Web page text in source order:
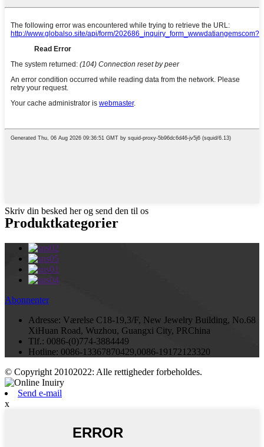
Skriv din besked her og send den til os
Produktkategorier
Abonnenter
Adresse: Værelse C18-19,3/F, New Jewelry Building, No.68
XiHuan Road, Wuzhou, Guangxi City, PRChina
Tlf.: 0086-(0)774-3884449
Hotline: 0086-13367870429,0086-19172123320
© Copyright 20102022: Alle rettigheder forbeholdes.
Send e-mail
x